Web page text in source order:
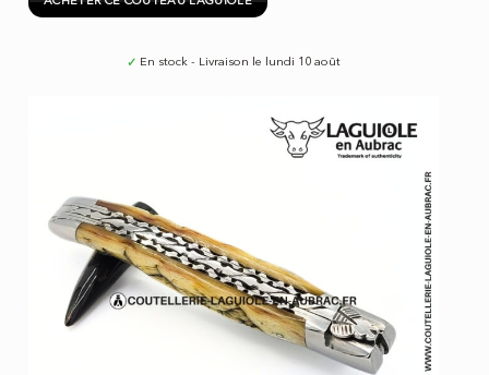
✓ En stock - Livraison le lundi 10 août